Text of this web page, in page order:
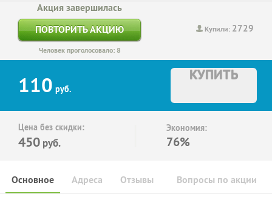
Купили: 2729
Акция завершилась
ПОВТОРИТЬ АКЦИЮ
Человек проголосовало: 8
110 руб.
КУПИТЬ
Цена без скидки:
450 руб.
Экономия:
76%
Основное Отзывы Вопросы по акции
Адреса